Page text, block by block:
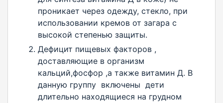
проникает через одежду, стекло, при
использовании кремов от загара с
высокой степенью защиты.
Дефицит пищевых факторов ,
доставляющие в организм
кальций,фосфор ,а также витамин Д. В
данную группу включены дети
длительно находящиеся на грудном